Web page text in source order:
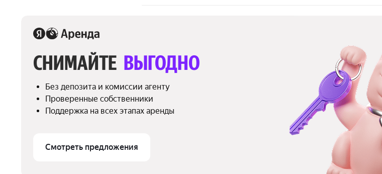
СНИМАЙТЕ ВЫГОДНО
Без депозита и комиссии агенту
Проверенные собственники
Поддержка на всех этапах аренды
Смотреть предложения